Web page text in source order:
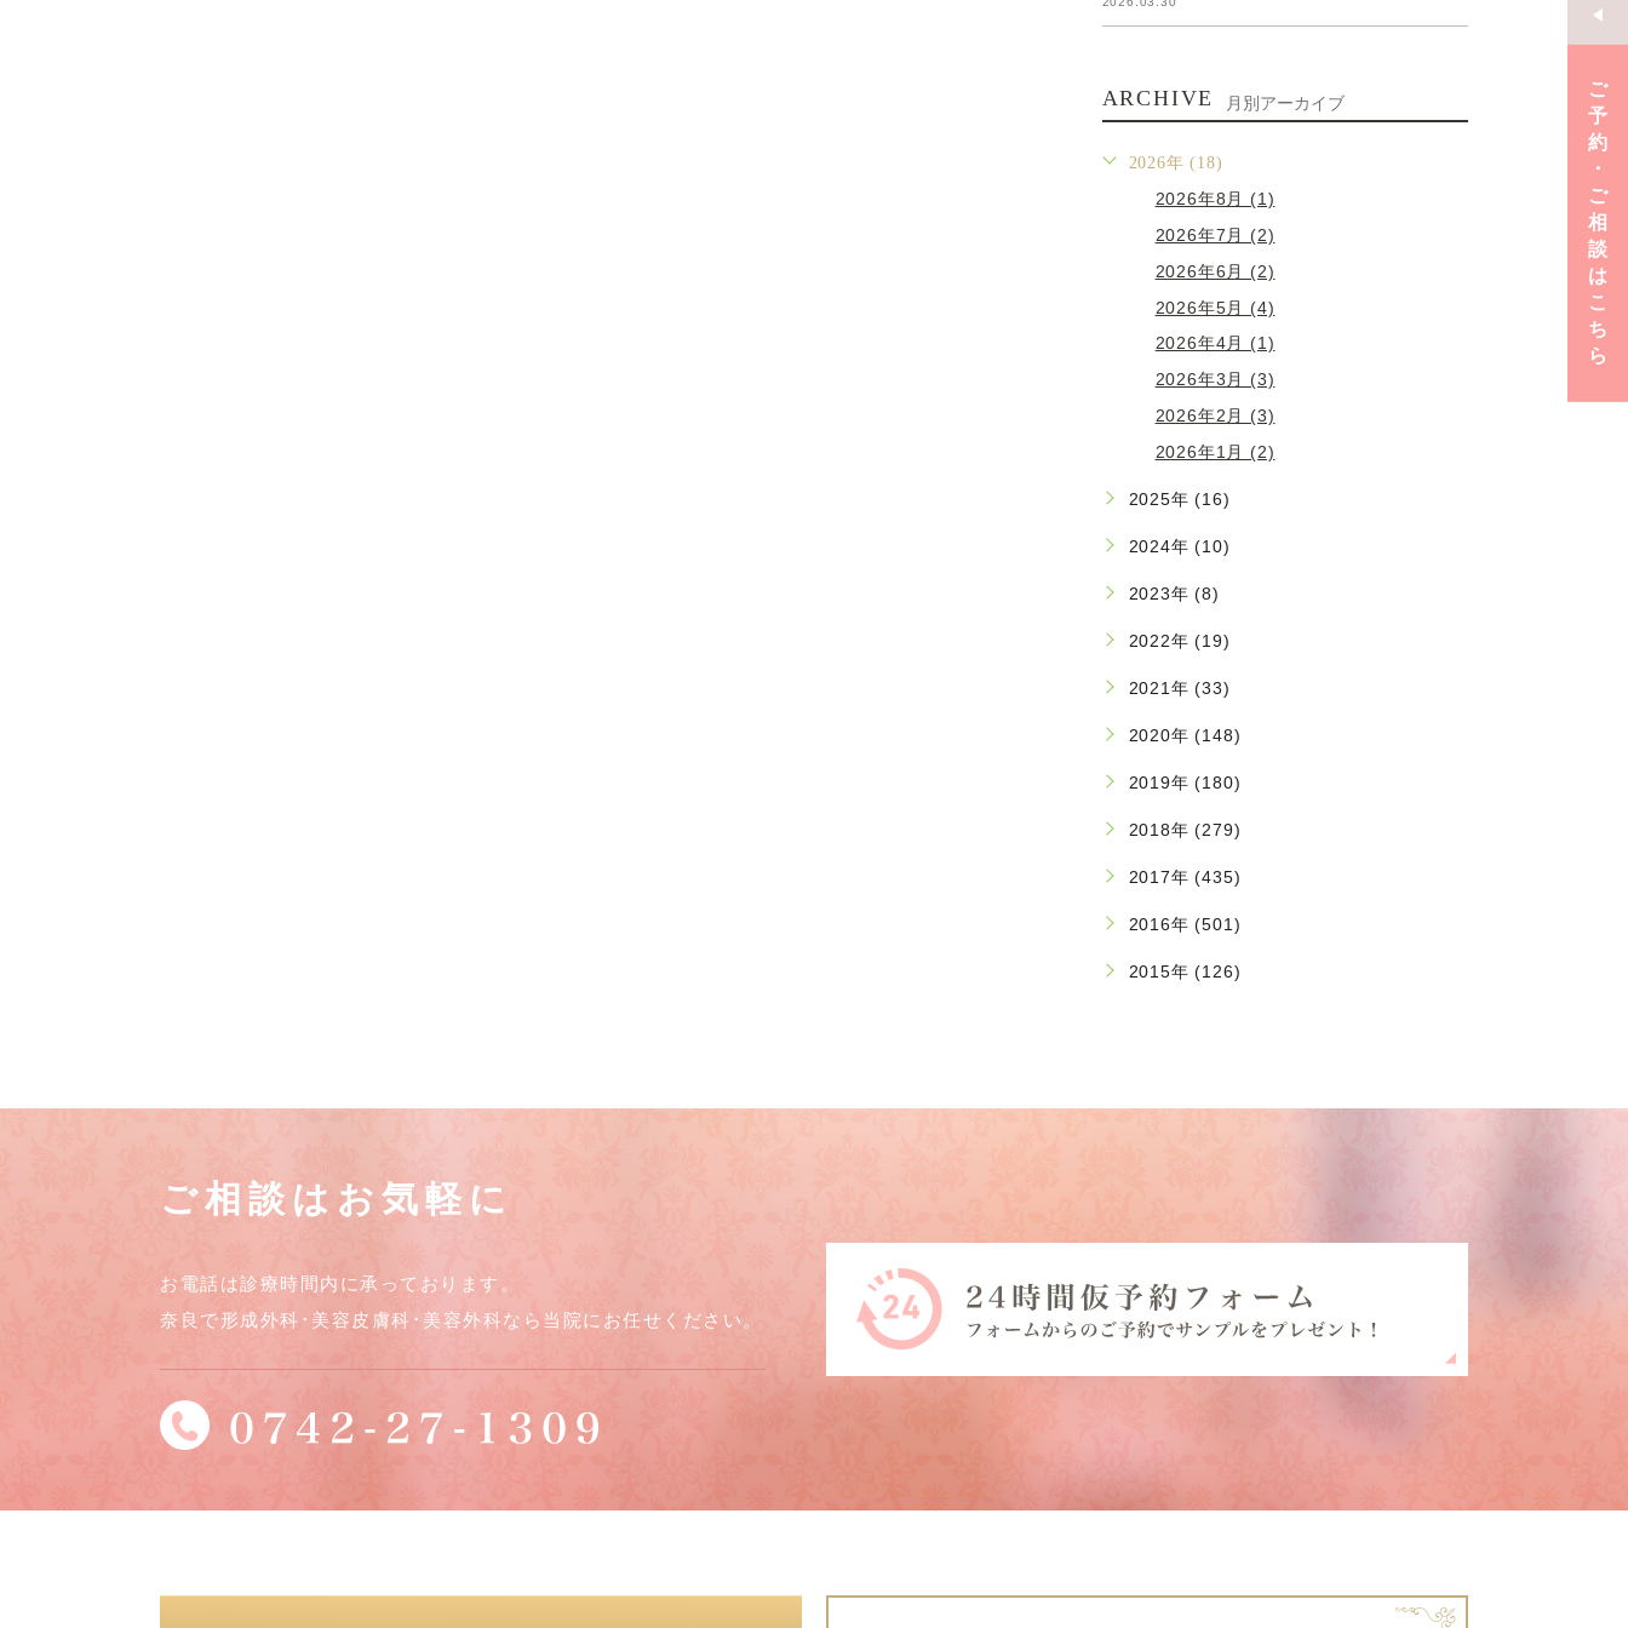
ご
予
約
･
ご
相
談
は
こ
ち
ら
ARCHIVE 月別アーカイブ
2026年 (18)
2026年8月 (1)
2026年7月 (2)
2026年6月 (2)
2026年5月 (4)
2026年4月 (1)
2026年3月 (3)
2026年2月 (3)
2026年1月 (2)
2025年 (16)
2024年 (10)
2023年 (8)
2022年 (19)
2021年 (33)
2020年 (148)
2019年 (180)
2018年 (279)
2017年 (435)
2016年 (501)
2015年 (126)
ご相談はお気軽に
お電話は診療時間内に承っております。
奈良で形成外科･美容皮膚科･美容外科なら当院にお任せください。